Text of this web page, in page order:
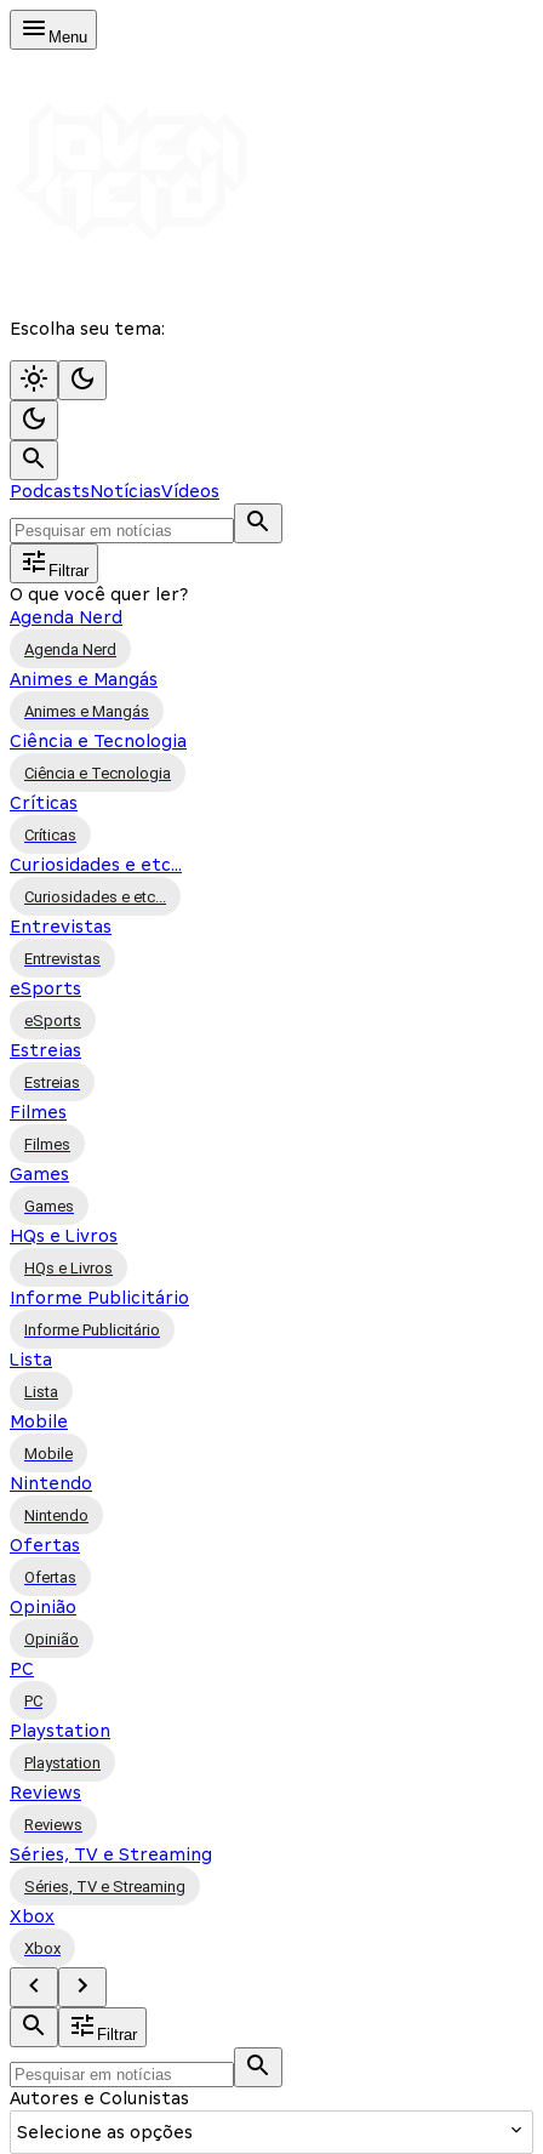
Menu
Escolha seu tema:
PodcastsNotíciasVídeos
Filtrar
O que você quer ler?
Agenda Nerd
Agenda Nerd
Animes e Mangás
Animes e Mangás
Ciência e Tecnologia
Ciência e Tecnologia
Críticas
Críticas
Curiosidades e etc...
Curiosidades e etc...
Entrevistas
Entrevistas
eSports
eSports
Estreias
Estreias
Filmes
Filmes
Games
Games
HQs e Livros
HQs e Livros
Informe Publicitário
Informe Publicitário
Lista
Lista
Mobile
Mobile
Nintendo
Nintendo
Ofertas
Ofertas
Opinião
Opinião
PC
PC
Playstation
Playstation
Reviews
Reviews
Séries, TV e Streaming
Séries, TV e Streaming
Xbox
Xbox
Filtrar
Autores e Colunistas
Selecione as opções